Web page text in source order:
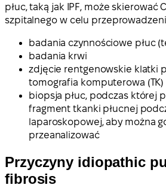
płuc, taką jak IPF, może skierować
szpitalnego w celu
badania czynnościowe płuc
badania krwi
zdjęcie rentgenowskie klatki
tomografia komputerowa (TK)
biopsja płuc, podczas której
fragment tkanki płucnej
laparoskopowej, aby można
przeanalizować
Przyczyny idiopathic
fibrosis